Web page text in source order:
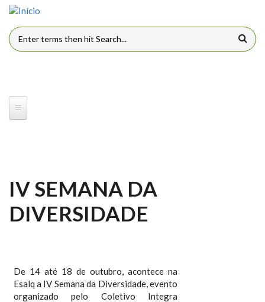
Pular para o conteúdo principal
FORMULÁRIO DE BUSCA
IV SEMANA DA
DIVERSIDADE
De 14 até 18 de outubro, acontece na
Esalq a IV Semana da Diversidade, evento
organizado pelo Coletivo Integra